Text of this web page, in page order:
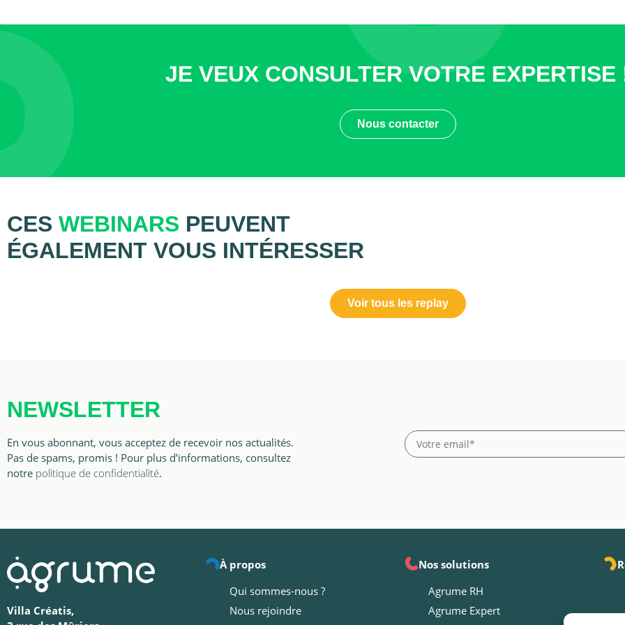
JE VEUX CONSULTER VOTRE EXPERTISE
Nous contacter
CES WEBINARS PEUVENT
ÉGALEMENT VOUS INTÉRESSER
Voir tous les replay
NEWSLETTER
En vous abonnant, vous acceptez de recevoir nos actualités.
Pas de spams, promis ! Pour plus d’informations, consultez
notre politique de confidentialité.
Villa Créatis,
À propos
Qui sommes-nous ?
Nous rejoindre
Nos solutions
Agrume RH
Agrume Expert